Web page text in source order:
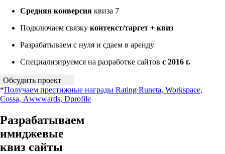
Средняя конверсия квиза 7
Подключаем связку контекст/таргет + квиз
Разрабатываем с нуля и сдаем в аренду
Специализируемся на разработке сайтов с 2016 г.
Обсудить проект
*Получаем престижные награды Rating Runeta, Workspace,
Cossa, Аwwwards, Dprofile
Разрабатываем
имиджевые
квиз сайты